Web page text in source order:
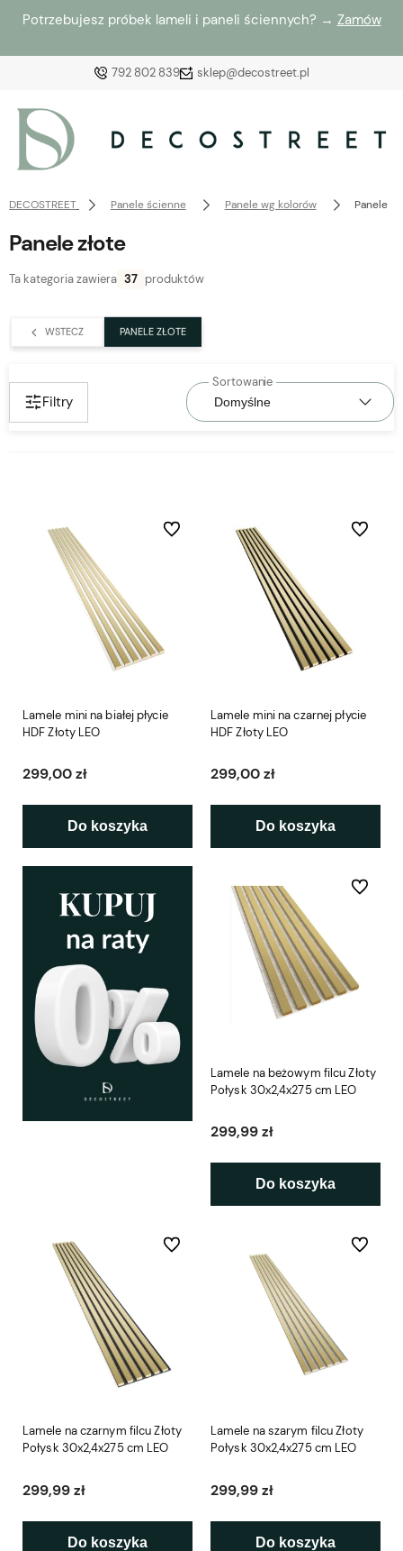
Potrzebujesz próbek lameli i paneli ściennych? → Zamów
792 802 839 sklep@decostreet.pl
Załóż konto
zaloguj się, aby przywrócić dodane produkty do listy
z poprzedniej sesji.
DECOSTREET Panele ścienne Panele wg kolorów Panele
Panele złote
Ta kategoria zawiera 37 produktów
WSTECZ PANELE ZŁOTE
Filtry
Lamele mini na białej płycie
HDF Złoty LEO
299,00 zł
Do koszyka
Do ulubionych
Lamele mini na czarnej płycie
HDF Złoty LEO
299,00 zł
Do koszyka
Do
Lamele na beżowym filcu Złoty
Połysk 30x2,4x275 cm LEO
299,99 zł
Do koszyka
Do
Lamele na czarnym filcu Złoty
Połysk 30x2,4x275 cm LEO
299,99 zł
Do koszyka
Do ulubionych
Lamele na szarym filcu Złoty
Połysk 30x2,4x275 cm LEO
299,99 zł
Do koszyka
Do